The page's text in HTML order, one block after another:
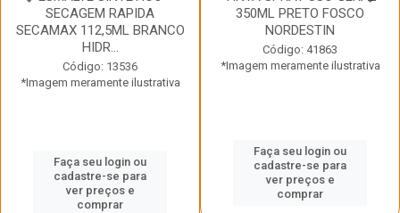
SECAGEM RAPIDA
SECAMAX 112,5ML BRANCO
HIDR...
Código: 13536
*Imagem meramente ilustrativa
Faça seu login ou
cadastre-se para
ver preços e
comprar
350ML PRETO FOSCO
NORDESTIN
Código: 41863
*Imagem meramente ilustrativa
Faça seu login ou
cadastre-se para
ver preços e
comprar